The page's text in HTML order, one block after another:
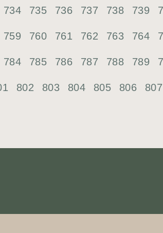
734 735 736 737 738 739
759 760 761 762 763 764
784 785 786 787 788 789
802 803 804 805 806 807